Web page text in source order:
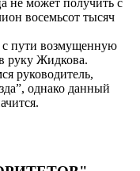
восемьсот тысяч
с пути возмущенную
руку Жидкова.
руководитель,
однако данный